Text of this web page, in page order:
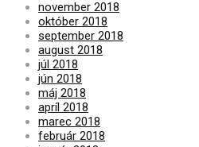
november 2018
október 2018
september 2018
august 2018
júl 2018
jún 2018
máj 2018
apríl 2018
marec 2018
február 2018